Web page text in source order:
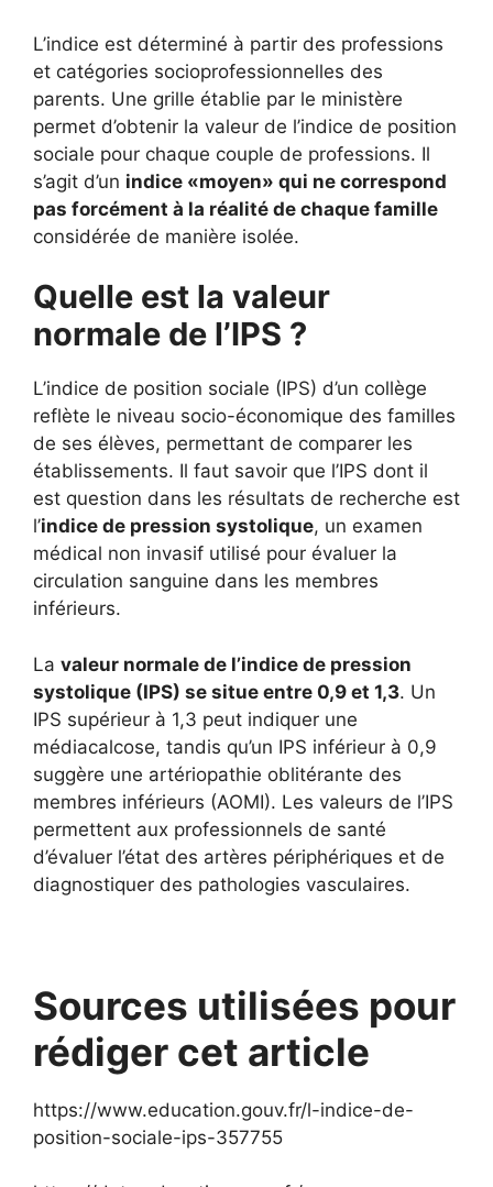
L’indice est déterminé à partir des professions
et catégories socioprofessionnelles des
parents. Une grille établie par le ministère
permet d’obtenir la valeur de l’indice de position
sociale pour chaque couple de professions. Il
s’agit d’un indice «moyen» qui ne correspond
pas forcément à la réalité de chaque famille
considérée de manière isolée.
Quelle est la valeur
normale de l’IPS ?
L’indice de position sociale (IPS) d’un collège
reflète le niveau socio-économique des familles
de ses élèves, permettant de comparer les
établissements. Il faut savoir que l’IPS dont il
est question dans les résultats de recherche est
l’indice de pression systolique, un examen
médical non invasif utilisé pour évaluer la
circulation sanguine dans les membres
inférieurs.
La valeur normale de l’indice de pression
systolique (IPS) se situe entre 0,9 et 1,3. Un
IPS supérieur à 1,3 peut indiquer une
médiacalcose, tandis qu’un IPS inférieur à 0,9
suggère une artériopathie oblitérante des
membres inférieurs (AOMI). Les valeurs de l’IPS
permettent aux professionnels de santé
d’évaluer l’état des artères périphériques et de
diagnostiquer des pathologies vasculaires.
Sources utilisées pour
rédiger cet article
https://www.education.gouv.fr/l-indice-de-
position-sociale-ips-357755